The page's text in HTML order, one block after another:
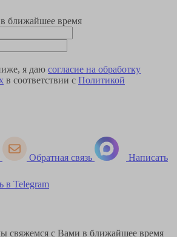
ближайшее время
я даю согласие на обработку
в соответствии с Политикой
Обратная связь Написать
в Telegram
свяжемся с Вами в ближайшее время